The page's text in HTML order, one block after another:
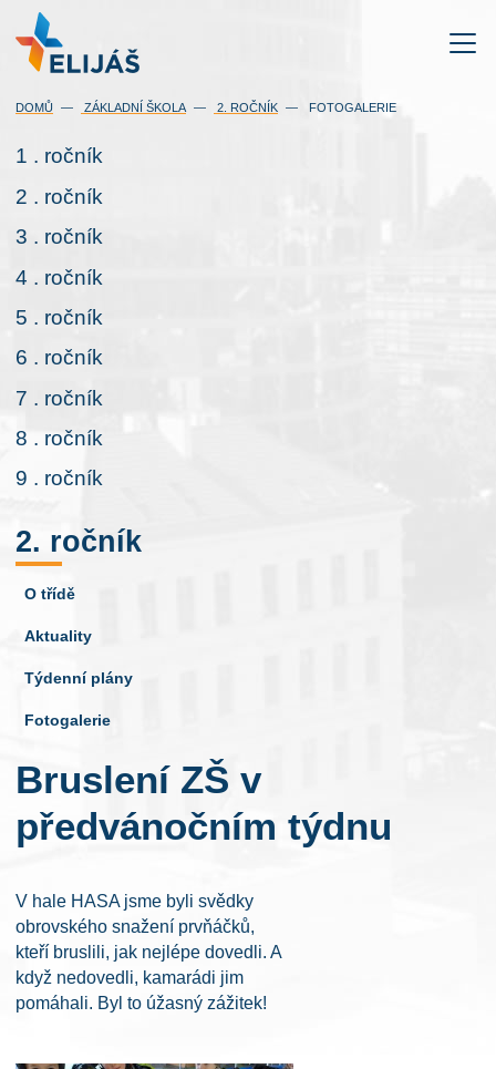
DOMŮ ZÁKLADNÍ ŠKOLA 2. ROČNÍK FOTOGALERIE
1 . ročník
2 . ročník
3 . ročník
4 . ročník
5 . ročník
6 . ročník
7 . ročník
8 . ročník
9 . ročník
2. ročník
O třídě
Aktuality
Týdenní plány
Fotogalerie
Bruslení ZŠ v
předvánočním týdnu
V hale HASA jsme byli svědky
obrovského snažení prvňáčků,
kteří bruslili, jak nejlépe dovedli. A
když nedovedli, kamarádi jim
pomáhali. Byl to úžasný zážitek!